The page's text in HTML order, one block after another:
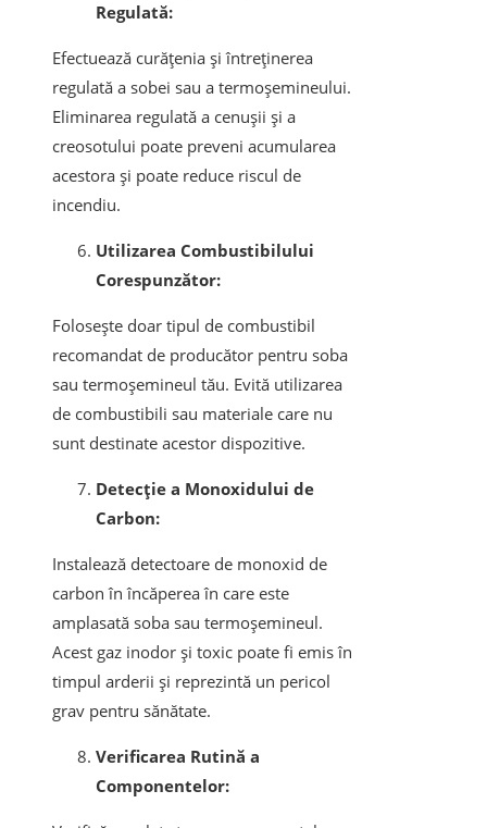
Regulată:
Efectuează curățenia și întreținerea
regulată a sobei sau a termoșemineului.
Eliminarea regulată a cenușii și a
creosotului poate preveni acumularea
acestora și poate reduce riscul de
incendiu.
Utilizarea Combustibilului
Corespunzător:
Folosește doar tipul de combustibil
recomandat de producător pentru soba
sau termoșemineul tău. Evită utilizarea
de combustibili sau materiale care nu
sunt destinate acestor dispozitive.
Detecție a Monoxidului de
Carbon:
Instalează detectoare de monoxid de
carbon în încăperea în care este
amplasată soba sau termoșemineul.
Acest gaz inodor și toxic poate fi emis în
timpul arderii și reprezintă un pericol
grav pentru sănătate.
Verificarea Rutină a
Componentelor: